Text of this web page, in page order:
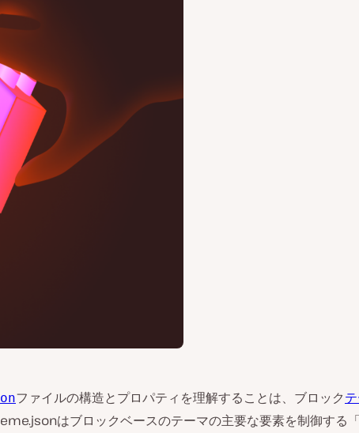
ファイルの構造とプロパティを理解することは、ブロック
はブロックベースのテーマの主要な要素を制御する